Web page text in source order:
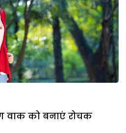
वाक को बनाएं रोचक